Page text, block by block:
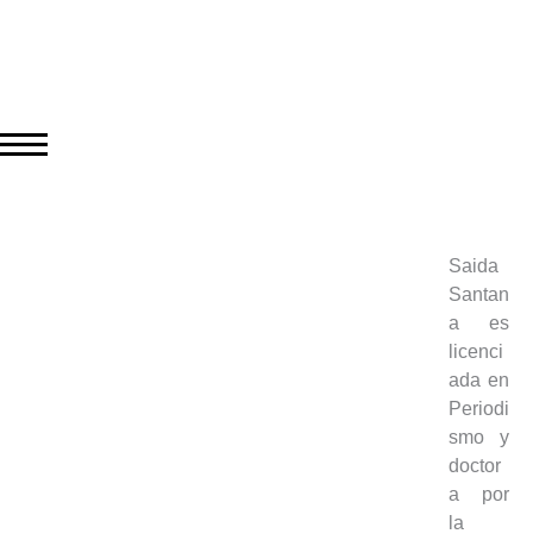
Saida
Santan
a es
licenci
ada en
Periodi
smo y
doctor
a por
la